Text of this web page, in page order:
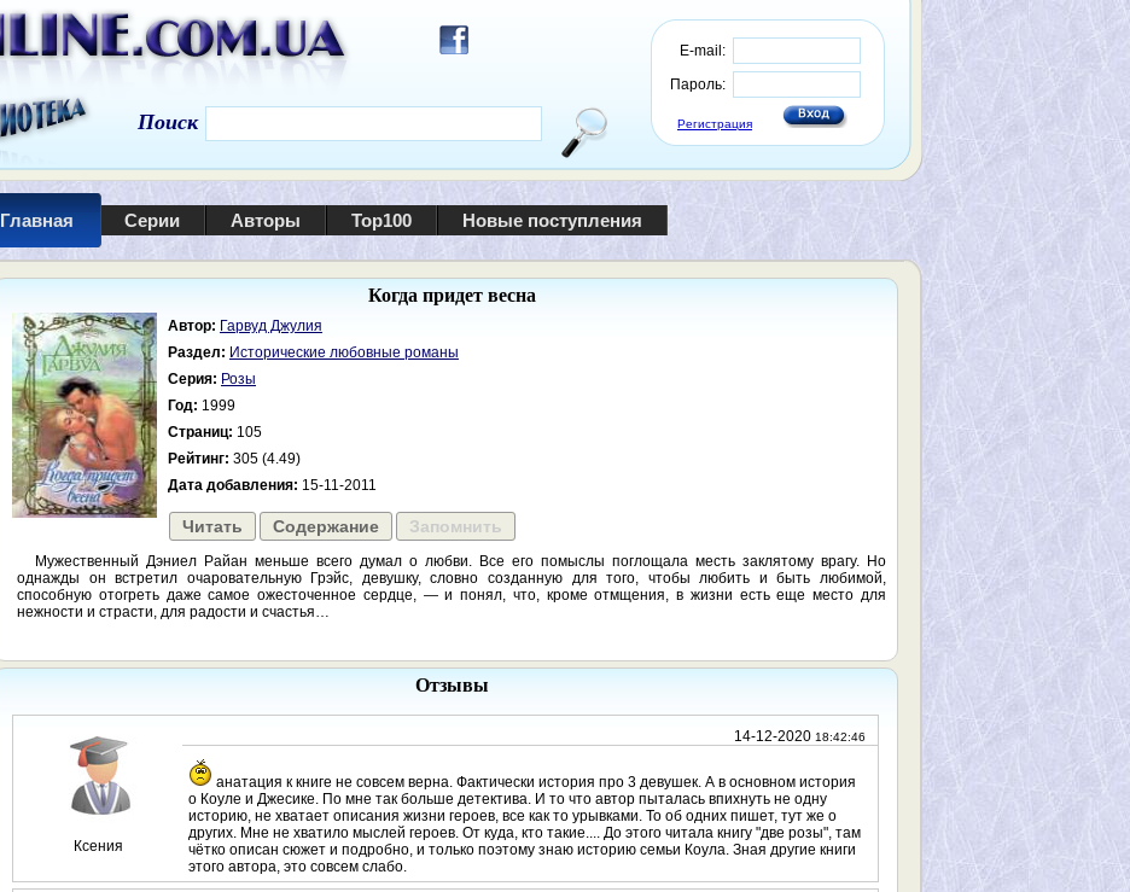
E-mail:
Пароль:
Регистрация
Поиск
Главная Серии Авторы Top100 Новые поступления
Когда придет весна
Автор: Гарвуд Джулия
Раздел: Исторические любовные романы
Серия: Розы
Год: 1999
Страниц: 105
Рейтинг: 305 (4.49)
Дата добавления: 15-11-2011
Читать Содержание Запомнить
Мужественный Дэниел Райан меньше всего думал о любви. Все его помыслы поглощала месть заклятому врагу. Но
однажды он встретил очаровательную Грэйс, девушку, словно созданную для того, чтобы любить и быть любимой,
способную отогреть даже самое ожесточенное сердце, — и понял, что, кроме отмщения, в жизни есть еще место для
нежности и страсти, для радости и счастья…
Отзывы
Ксения
14-12-2020 18:42:46
анатация к книге не совсем верна. Фактически история про 3 девушек. А в основном история
о Коуле и Джесике. По мне так больше детектива. И то что автор пыталась впихнуть не одну
историю, не хватает описания жизни героев, все как то урывками. То об одних пишет, тут же о
других. Мне не хватило мыслей героев. От куда, кто такие.... До этого читала книгу "две розы", там
чётко описан сюжет и подробно, и только поэтому знаю историю семьи Коула. Зная другие книги
этого автора, это совсем слабо.